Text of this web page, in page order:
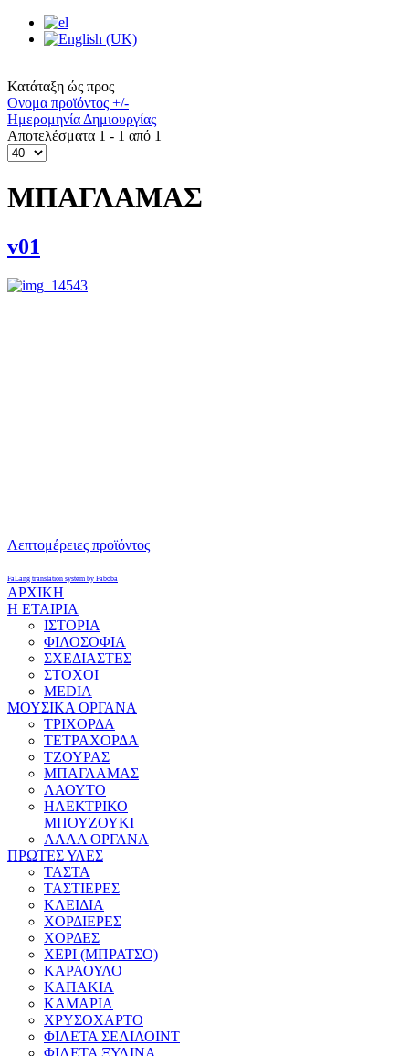
Κατάταξη ώς προς
Ονομα προϊόντος +/-
Ημερομηνία Δημιουργίας
Αποτελέσματα 1 - 1 από 1
ΜΠΑΓΛΑΜΑΣ
v01
Λεπτομέρειες προϊόντος
FaLang translation system by Faboba
ΑΡΧΙΚΗ
Η ΕΤΑΙΡΙΑ
ΙΣΤΟΡΙΑ
ΦΙΛΟΣΟΦΙΑ
ΣΧΕΔΙΑΣΤΕΣ
ΣΤΟΧΟΙ
MEDIA
ΜΟΥΣΙΚΑ ΟΡΓΑΝΑ
ΤΡΙΧΟΡΔΑ
ΤΕΤΡΑΧΟΡΔΑ
ΤΖΟΥΡΑΣ
ΜΠΑΓΛΑΜΑΣ
ΛΑΟΥΤΟ
ΗΛΕΚΤΡΙΚΟ
ΜΠΟΥΖΟΥΚΙ
ΑΛΛΑ ΟΡΓΑΝΑ
ΠΡΩΤΕΣ ΥΛΕΣ
ΤΑΣΤΑ
ΤΑΣΤΙΕΡΕΣ
ΚΛΕΙΔΙΑ
ΧΟΡΔΙΕΡΕΣ
ΧΟΡΔΕΣ
ΧΕΡΙ (ΜΠΡΑΤΣΟ)
ΚΑΡΑΟΥΛΟ
ΚΑΠΑΚΙΑ
ΚΑΜΑΡΙΑ
ΧΡΥΣΟΧΑΡΤΟ
ΦΙΛΕΤΑ ΣΕΛΙΛΟΙΝΤ
ΦΙΛΕΤΑ ΞΥΛΙΝΑ